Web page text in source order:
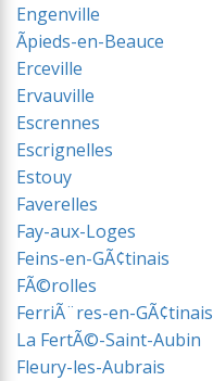
Engenville
Ãpieds-en-Beauce
Erceville
Ervauville
Escrennes
Escrignelles
Estouy
Faverelles
Fay-aux-Loges
Feins-en-GÃ¢tinais
FÃ©rolles
FerriÃ¨res-en-GÃ¢tinais
La FertÃ©-Saint-Aubin
Fleury-les-Aubrais